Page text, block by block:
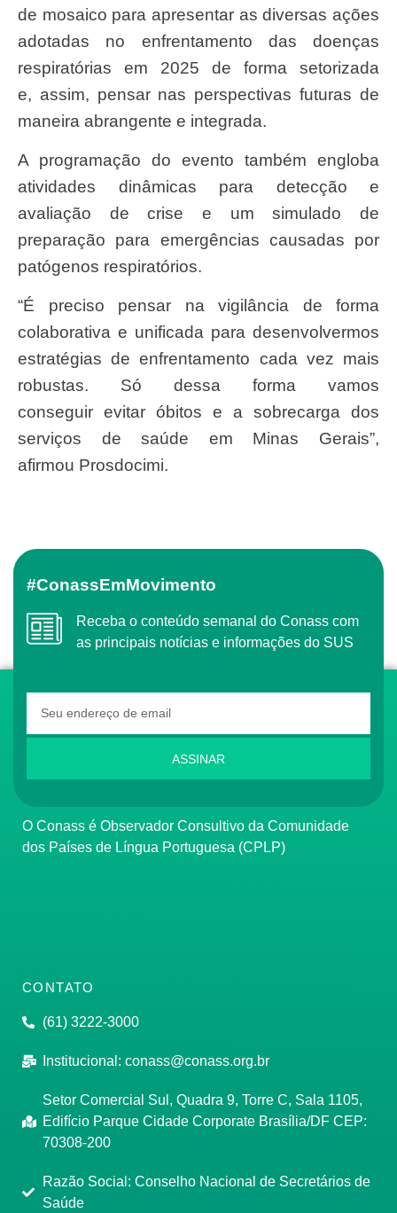
de mosaico para apresentar as diversas ações
adotadas no enfrentamento das doenças
respiratórias em 2025 de forma setorizada
e, assim, pensar nas perspectivas futuras de
maneira abrangente e integrada.
A programação do evento também engloba
atividades dinâmicas para detecção e
avaliação de crise e um simulado de
preparação para emergências causadas por
patógenos respiratórios.
“É preciso pensar na vigilância de forma
colaborativa e unificada para desenvolvermos
estratégias de enfrentamento cada vez mais
robustas. Só dessa forma vamos
conseguir evitar óbitos e a sobrecarga dos
serviços de saúde em Minas Gerais”,
afirmou Prosdocimi.
#ConassEmMovimento
Receba o conteúdo semanal do Conass com
as principais notícias e informações do SUS
ASSINAR
O Conass é Observador Consultivo da Comunidade
dos Países de Língua Portuguesa (CPLP)
CONTATO
(61) 3222-3000
Institucional: conass@conass.org.br
Setor Comercial Sul, Quadra 9, Torre C, Sala 1105,
Edifício Parque Cidade Corporate Brasília/DF CEP:
70308-200
Razão Social: Conselho Nacional de Secretários de
Saúde